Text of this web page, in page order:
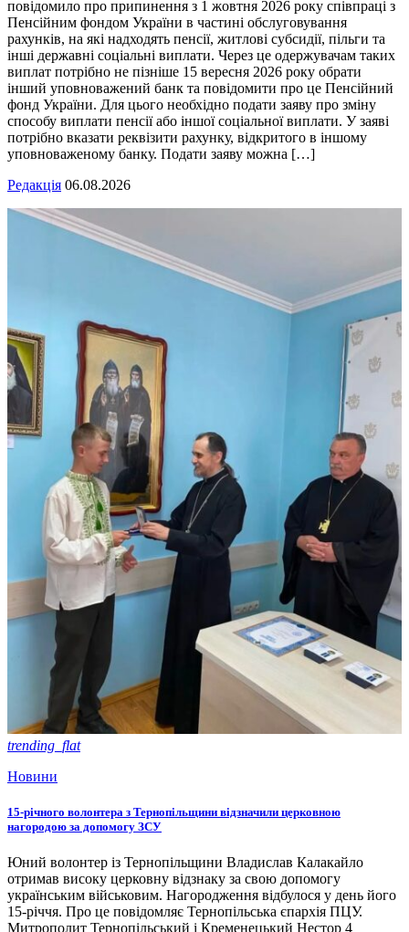
повідомило про припинення з 1 жовтня 2026 року співпраці з
Пенсійним фондом України в частині обслуговування
рахунків, на які надходять пенсії, житлові субсидії, пільги та
інші державні соціальні виплати. Через це одержувачам таких
виплат потрібно не пізніше 15 вересня 2026 року обрати
інший уповноважений банк та повідомити про це Пенсійний
фонд України. Для цього необхідно подати заяву про зміну
способу виплати пенсії або іншої соціальної виплати. У заяві
потрібно вказати реквізити рахунку, відкритого в іншому
уповноваженому банку. Подати заяву можна […]
Редакція 06.08.2026
trending_flat
Новини
15-річного волонтера з Тернопільщини відзначили церковною
нагородою за допомогу ЗСУ
Юний волонтер із Тернопільщини Владислав Калакайло
отримав високу церковну відзнаку за свою допомогу
українським військовим. Нагородження відбулося у день його
15-річчя. Про це повідомляє Тернопільська єпархія ПЦУ.
Митрополит Тернопільський і Кременецький Нестор 4